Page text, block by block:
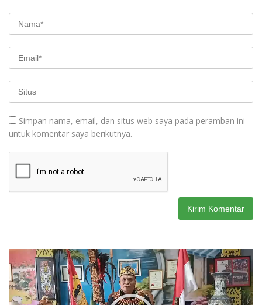
Simpan nama, email, dan situs web saya pada peramban ini
untuk komentar saya berikutnya.
Pemutar
Video